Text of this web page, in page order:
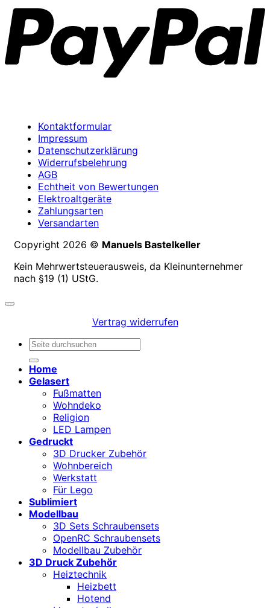
Kontaktformular
Impressum
Datenschutzerklärung
Widerrufsbelehrung
AGB
Echtheit von Bewertungen
Elektroaltgeräte
Zahlungsarten
Versandarten
Copyright 2026 © Manuels Bastelkeller
Kein Mehrwertsteuerausweis, da Kleinunternehmer
nach §19 (1) UStG.
Vertrag widerrufen
Suchen
nach:
Home
Gelasert
Fußmatten
Wohndeko
Religion
LED Lampen
Gedruckt
3D Drucker Zubehör
Wohnbereich
Werkstatt
Für Lego
Sublimiert
Modellbau
3D Sets Schraubensets
OpenRC Schraubensets
Modellbau Zubehör
3D Druck Zubehör
Heiztechnik
Heizbett
Hotend